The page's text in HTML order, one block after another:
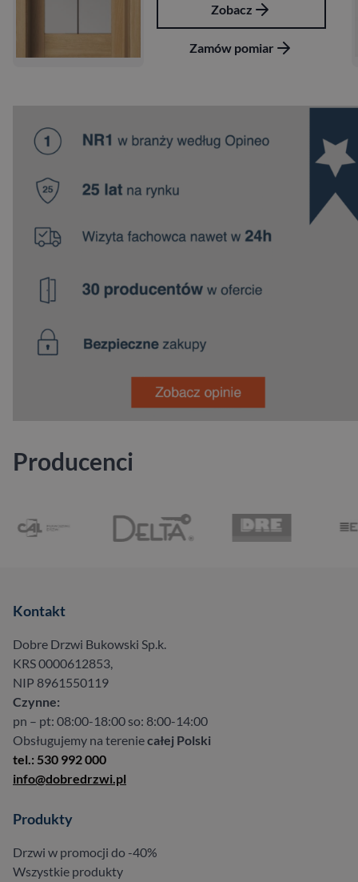
Zobacz
Zamów pomiar
Producenci
Kontakt
Dobre Drzwi Bukowski Sp.k.
KRS 0000612853,
NIP 8961550119
Czynne:
pn – pt: 08:00-18:00 so: 8:00-14:00
Obsługujemy na tereniecałej Polski
tel.: 530 992 000
info@dobredrzwi.pl
Produkty
Drzwi w promocji do -40%
Wszystkie produkty